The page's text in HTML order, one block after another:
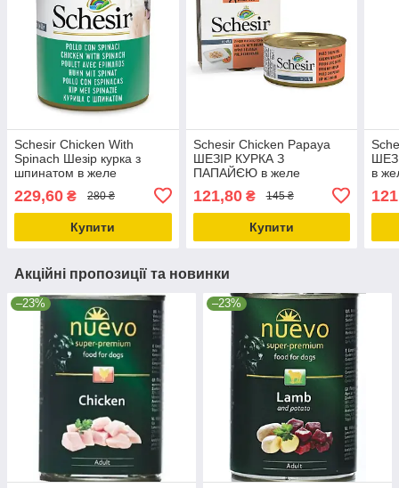
Schesir Chicken With
Spinach Шезір курка з
шпинатом в желе
вологий корм банка 285г
229,60 ₴ 280 ₴
Купити
Schesir Chicken Papaya
ШЕЗІР КУРКА З
ПАПАЙЄЮ в желе
натуральні консерви для
собак, вологий корм,
банку 150г
121,80₴ 145 ₴
Купити
в
Акційні пропозиції та новинки
–23% –23%